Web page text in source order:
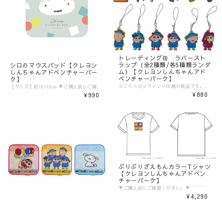
シロのマウスパッド【クレヨン
しんちゃんアドベンチャーパー
ク】
【サイズ】約18×18㎝ ▼ご購入前にご確認ください。▼ ‾‾‾‾‾‾‾‾‾‾‾‾‾‾‾ 〈発送目安〉 ご注文日より5日〜10日 （コンビニ決済/銀行振込の場合はご入金の確認日から5〜10日程度が発送目安となります） ※発送目安の期間内における発送日の個別のお問い合わせにはお応え致しかねます。 ※異なる注文IDの商品を一括で梱包・発送することは対応いたしかねます。ご了承ください。 ※配送業者のご指定は受けたまわっておりません。 ※配送日時のご希望に関しましては可能な範囲で対応させていただきます。ご注文状況に応じて対応ができない場合もごさいますので予めご了承ください。 ご注文時の備考欄に「日付指定希望」「ご希望の日時」をご記載ください。 ※商品発送後の住所変更は行っておりません。ご自身配送業者へご連絡をお願いいたします。 ※プレゼント梱包やラッピングは行っておりません。 〈注意事項〉 ※表示価格は税込みです。 ※商品画像はイメージです。実際の商品の色・デザインとは異なる場合がございます。 ※商品価格・デザイン・仕様・発送日など諸般の事情により、予告なく変更・延期・中止する場合がございます。 ※ご注文後、お客様のご都合によるキャンセル・交換はお受けいたしかねます。 ※在庫に関するお問い合わせ（現在の在庫数や入荷予定等）にはご対応いたしかねます。 ※商品のお届け先は日本国内のみです。 ※商品の第三者への転売やオークションでの出品・転売を固く禁止致します。転売等のトラブルに関しては、一切責任は負いかねます。 〈商品返品・交換について〉 ※不良品・ご注文商品と異なる商品が届いた場合は、商品到着後7日以内に、「お問い合わせフォーム」よりご連絡下さい。 弊社基準による良品、又は代替品との交換、在庫切れ等弊社が応じられない場合は、相当金額を返金いたします。返送、再送にかかる送料は、弊社が負担いたします。 ※原則として、お客様のご都合による購入商品の返品・交換はお受けできません。 ※初期不良に伴う交換は原則未使用に限り、商品ご到着から7日までとさせていただきます。また、ご到着後7日以内であっても、使用感の認められる商品についての交換はできかねます。ブラインド商品など、開封しないと状態がわからない商品に関しては、画像をお送りいただき判断させていただきます。 ※大量生産による若干の個体差（製品イメージを大きく損なわない程度の塗装ムラ・微細なキズ・縫製など）に関しましては交換対象外となります。 ※外袋、外箱につきましては、商品の梱包材となりますため、本体に影響を及ぼすような凹み、破損を除き、汚れや傷などでの交換は出来かねます。 ※交換対応につきましては、お客様の主観では無く、弊社にて不良の判断を行なうものであることをご理解ください。
¥990
トレーディング缶 ラバースト
ラップ（全2種類/各5種類ランダ
ム）【クレヨンしんちゃんアド
ベンチャーパーク】
※こちらはブラインド仕様の商品です。絵柄はお選びいただけません。 また商品の特性上、複数ご購入いただいても同じ絵柄の場合がございます。 ▼ご購入前にご確認ください。▼ ‾‾‾‾‾‾‾‾‾‾‾‾‾‾‾ 〈発送目安〉 ご注文日より5日〜10日 （コンビニ決済/銀行振込の場合はご入金の確認日から5〜10日程度が発送目安となります） ※発送目安の期間内における発送日の個別のお問い合わせにはお応え致しかねます。 ※異なる注文IDの商品を一括で梱包・発送することは対応いたしかねます。ご了承ください。 ※配送業者のご指定は受けたまわっておりません。 ※配送日時のご希望に関しましては可能な範囲で対応させていただきます。ご注文状況に応じて対応ができない場合もごさいますので予めご了承ください。 ご注文時の備考欄に「日付指定希望」「ご希望の日時」をご記載ください。 ※商品発送後の住所変更は行っておりません。ご自身配送業者へご連絡をお願いいたします。 ※プレゼント梱包やラッピングは行っておりません。 〈注意事項〉 ※表示価格は税込みです。 ※商品画像はイメージです。実際の商品の色・デザインとは異なる場合がございます。 ※商品価格・デザイン・仕様・発送日など諸般の事情により、予告なく変更・延期・中止する場合がございます。 ※ご注文後、お客様のご都合によるキャンセル・交換はお受けいたしかねます。 ※在庫に関するお問い合わせ（現在の在庫数や入荷予定等）にはご対応いたしかねます。 ※商品のお届け先は日本国内のみです。 ※商品の第三者への転売やオークションでの出品・転売を固く禁止致します。転売等のトラブルに関しては、一切責任は負いかねます。 〈商品返品・交換について〉 ※不良品・ご注文商品と異なる商品が届いた場合は、商品到着後7日以内に、「お問い合わせフォーム」よりご連絡下さい。 弊社基準による良品、又は代替品との交換、在庫切れ等弊社が応じられない場合は、相当金額を返金いたします。返送、再送にかかる送料は、弊社が負担いたします。 ※原則として、お客様のご都合による購入商品の返品・交換はお受けできません。 ※初期不良に伴う交換は原則未使用に限り、商品ご到着から7日までとさせていただきます。また、ご到着後7日以内であっても、使用感の認められる商品についての交換はできかねます。ブラインド商品など、開封しないと状態がわからない商品に関しては、画像をお送りいただき判断させていただきます。 ※大量生産による若干の個体差（製品イメージを大きく損なわない程度の塗装ムラ・微細なキズ・縫製など）に関しましては交換対象外となります。 ※外袋、外箱につきましては、商品の梱包材となりますため、本体に影響を及ぼすような凹み、破損を除き、汚れや傷などでの交換は出来かねます。 ※交換対応につきましては、お客様の主観では無く、弊社にて不良の判断を行なうものであることをご理解ください。
¥880
ぶりぶりざえもんカラーTシャツ
【クレヨンしんちゃんアドベン
チャーパーク】
▼ご購入前にご確認ください。▼ ‾‾‾‾‾‾‾‾‾‾‾‾‾‾‾ 〈発送目安〉 ご注文日より5日〜10日 （コンビニ決済/銀行振込の場合はご入金の確認日から5〜10日程度が発送目安となります） ※発送目安の期間内における発送日の個別のお問い合わせにはお応え致しかねます。 ※異なる注文IDの商品を一括で梱包・発送することは対応いたしかねます。ご了承ください。 ※配送業者のご指定は受けたまわっておりません。 ※配送日時のご希望に関しましては可能な範囲で対応させていただきます。ご注文状況に応じて対応ができない場合もごさいますので予めご了承ください。 ご注文時の備考欄に「日付指定希望」「ご希望の日時」をご記載ください。 ※商品発送後の住所変更は行っておりません。ご自身配送業者へご連絡をお願いいたします。 ※プレゼント梱包やラッピングは行っておりません。 〈注意事項〉 ※表示価格は税込みです。 ※商品画像はイメージです。実際の商品の色・デザインとは異なる場合がございます。 ※商品価格・デザイン・仕様・発送日など諸般の事情により、予告なく変更・延期・中止する場合がございます。 ※ご注文後、お客様のご都合によるキャンセル・交換はお受けいたしかねます。 ※在庫に関するお問い合わせ（現在の在庫数や入荷予定等）にはご対応いたしかねます。 ※商品のお届け先は日本国内のみです。 ※商品の第三者への転売やオークションでの出品・転売を固く禁止致します。転売等のトラブルに関しては、一切責任は負いかねます。 〈商品返品・交換について〉 ※不良品・ご注文商品と異なる商品が届いた場合は、商品到着後7日以内に、「お問い合わせフォーム」よりご連絡下さい。 弊社基準による良品、又は代替品との交換、在庫切れ等弊社が応じられない場合は、相当金額を返金いたします。返送、再送にかかる送料は、弊社が負担いたします。 ※原則として、お客様のご都合による購入商品の返品・交換はお受けできません。 ※初期不良に伴う交換は原則未使用に限り、商品ご到着から7日までとさせていただきます。また、ご到着後7日以内であっても、使用感の認められる商品についての交換はできかねます。ブラインド商品など、開封しないと状態がわからない商品に関しては、画像をお送りいただき判断させていただきます。 ※大量生産による若干の個体差（製品イメージを大きく損なわない程度の塗装ムラ・微細なキズ・縫製など）に関しましては交換対象外となります。 ※外袋、外箱につきましては、商品の梱包材となりますため、本体に影響を及ぼすような凹み、破損を除き、汚れや傷などでの交換は出来かねます。 ※交換対応につきましては、お客様の主観では無く、弊社にて不良の判断を行なうものであることをご理解ください。
¥4,290